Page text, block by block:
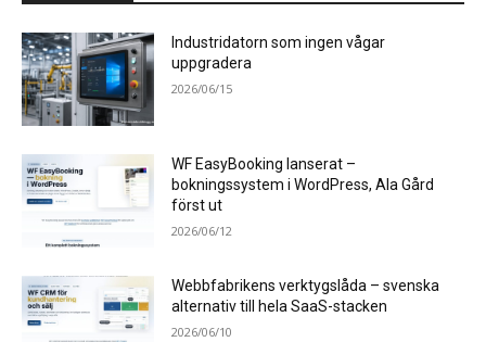
Industridatorn som ingen vågar
uppgradera
2026/06/15
WF EasyBooking lanserat –
bokningssystem i WordPress, Ala Gård
först ut
2026/06/12
Webbfabrikens verktygslåda – svenska
alternativ till hela SaaS-stacken
2026/06/10